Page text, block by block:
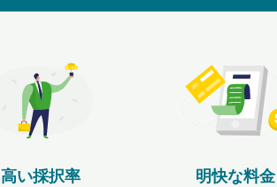
高い採択率 明快な料金